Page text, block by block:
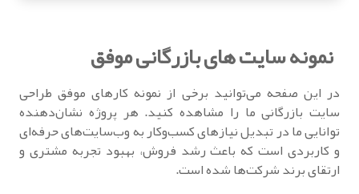
نمونه سایت های بازرگانی موفق
در این صفحه می‌توانید برخی از نمونه کارهای موفق طراحی
سایت بازرگانی ما را مشاهده کنید. هر پروژه نشان‌دهنده
توانایی ما در تبدیل نیازهای کسب‌وکار به وب‌سایت‌های حرفه‌ای
و کاربردی است که باعث رشد فروش، بهبود تجربه مشتری و
ارتقای برند شرکت‌ها شده است.